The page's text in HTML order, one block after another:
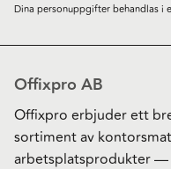
Dina personuppgifter behandlas i
Offixpro AB
Offixpro erbjuder ett
sortiment av
arbetsplatsprodukter —